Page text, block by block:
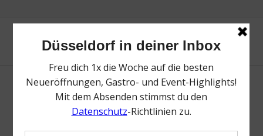
1
4. September 2016 /